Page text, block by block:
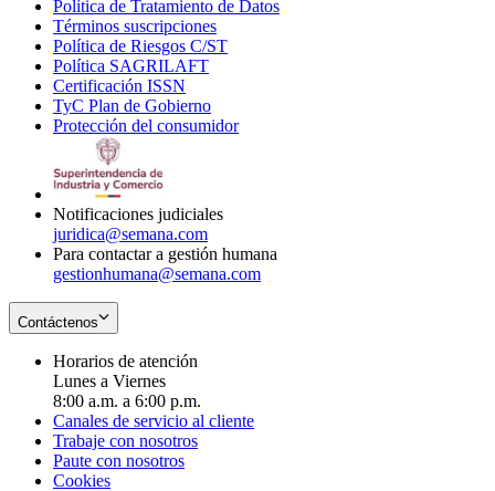
in
new
window
Política de Tratamiento de Datos
Términos suscripciones
in
Política de Riesgos C/ST
Política SAGRILAFT
new
window
Certificación ISSN
in
new
TyC Plan de Gobierno
in
Protección del consumidorOpens
Notificaciones judiciales
juridica@semana.com
Para contactar a gestión humana
gestionhumana@semana.com
Contáctenos
Horarios de atención
Lunes a Viernes
8:00 a.m. a 6:00 p.m.
Canales de servicio al cliente
Trabaje con nosotros
Paute con nosotros
Cookies